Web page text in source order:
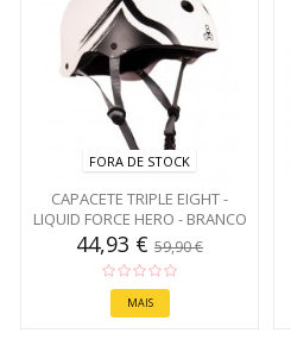
FORA DE STOCK
CAPACETE TRIPLE EIGHT -
LIQUID FORCE HERO - BRANCO
44,93 € 59,90 €
MAIS